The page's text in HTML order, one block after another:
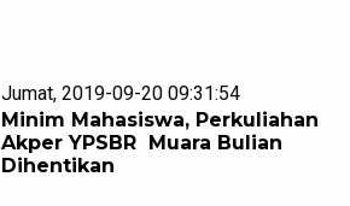
Jumat, 2019-09-20 09:31:54
Minim Mahasiswa, Perkuliahan
Akper YPSBR Muara Bulian
Dihentikan